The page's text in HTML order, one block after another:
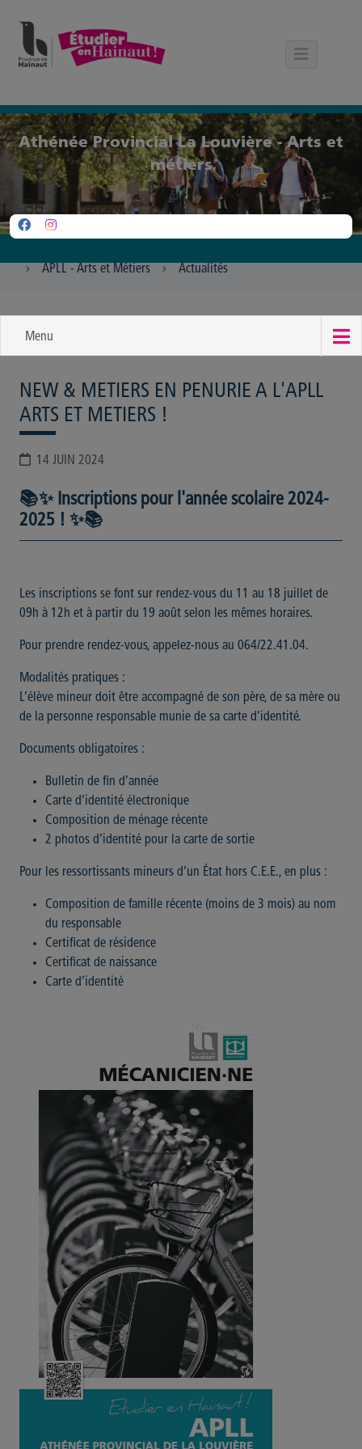
Athénée Provincial La Louvière - Arts et
métiers
APLL - Arts et Métiers Actualités
Menu
NEW & METIERS EN PENURIE A L'APLL
ARTS ET METIERS !
14 JUIN 2024
📚✨ Inscriptions pour l'année scolaire 2024-
2025 ! ✨📚
Les inscriptions se font sur rendez-vous du 11 au 18 juillet de
09h à 12h et à partir du 19 août selon les mêmes horaires.
Pour prendre rendez-vous, appelez-nous au 064/22.41.04.
Modalités pratiques :
L’élève mineur doit être accompagné de son père, de sa mère ou
de la personne responsable munie de sa carte d’identité.
Documents obligatoires :
Bulletin de fin d’année
Carte d’identité électronique
Composition de ménage récente
2 photos d’identité pour la carte de sortie
Pour les ressortissants mineurs d’un État hors C.E.E., en plus :
Composition de famille récente (moins de 3 mois) au nom
du responsable
Certificat de résidence
Certificat de naissance
Carte d’identité